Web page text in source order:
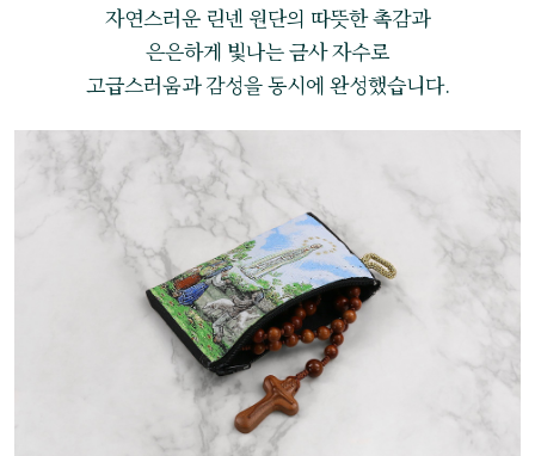
자연스러운 린넨 원단의 따뜻한 촉감과
은은하게 빛나는 금사 자수로
고급스러움과 감성을 동시에 완성했습니다.